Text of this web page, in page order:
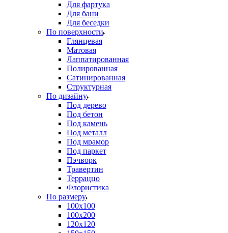
Для фартука
Для бани
Для беседки
По поверхности
Глянцевая
Матовая
Лаппатированная
Полированная
Сатинированная
Структурная
По дизайну
Под дерево
Под бетон
Под камень
Под металл
Под мрамор
Под паркет
Пэчворк
Травертин
Терраццо
Флористика
По размеру
100х100
100х200
120х120